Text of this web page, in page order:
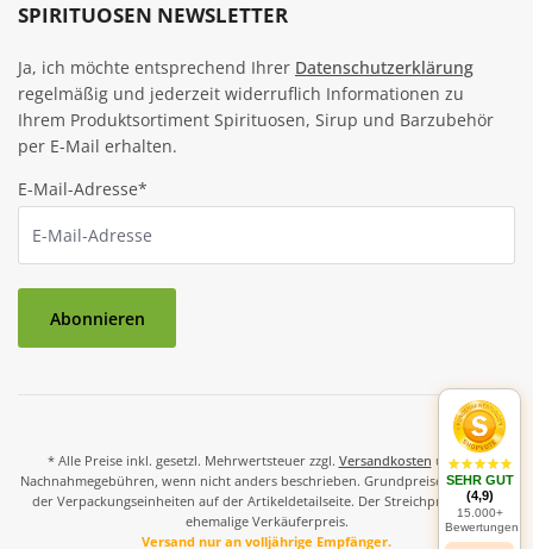
SPIRITUOSEN NEWSLETTER
Ja, ich möchte entsprechend Ihrer Datenschutzerklärung
regelmäßig und jederzeit widerruflich Informationen zu
Ihrem Produktsortiment Spirituosen, Sirup und Barzubehör
per E-Mail erhalten.
E-Mail-Adresse*
Abonnieren
* Alle Preise inkl. gesetzl. Mehrwertsteuer zzgl. Versandkosten und ggf.
Nachnahmegebühren, wenn nicht anders beschrieben. Grundpreise und Preise
der Verpackungseinheiten auf der Artikeldetailseite. Der Streichpreis ist der
ehemalige Verkäuferpreis.
Versand nur an volljährige Empfänger.
SEHR GUT
(4,9)
15.000+
Bewertungen